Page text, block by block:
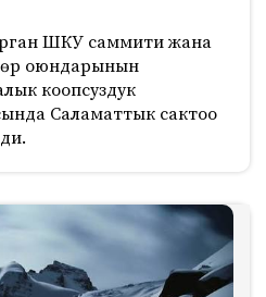
ШКУ саммити жана
оюндарынын
коопсуздук
Саламаттык сактоо